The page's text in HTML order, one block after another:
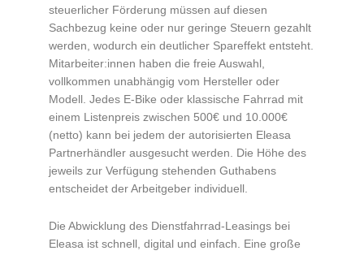
steuerlicher Förderung müssen auf diesen
Sachbezug keine oder nur geringe Steuern gezahlt
werden, wodurch ein deutlicher Spareffekt entsteht.
Mitarbeiter:innen haben die freie Auswahl,
vollkommen unabhängig vom Hersteller oder
Modell. Jedes E-Bike oder klassische Fahrrad mit
einem Listenpreis zwischen 500€ und 10.000€
(netto) kann bei jedem der autorisierten Eleasa
Partnerhändler ausgesucht werden. Die Höhe des
jeweils zur Verfügung stehenden Guthabens
entscheidet der Arbeitgeber individuell.
Die Abwicklung des Dienstfahrrad-Leasings bei
Eleasa ist schnell, digital und einfach. Eine große